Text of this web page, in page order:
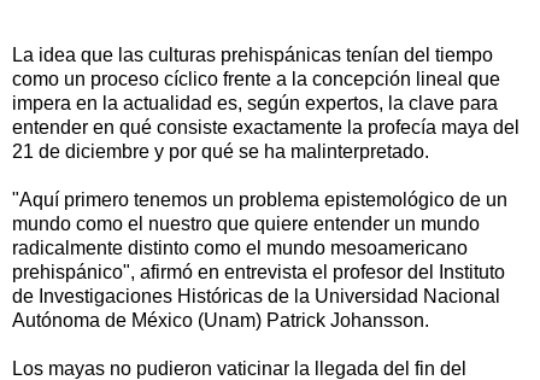
La idea que las culturas prehispánicas tenían del tiempo
como un proceso cíclico frente a la concepción lineal que
impera en la actualidad es, según expertos, la clave para
entender en qué consiste exactamente la profecía maya del
21 de diciembre y por qué se ha malinterpretado.
"Aquí primero tenemos un problema epistemológico de un
mundo como el nuestro que quiere entender un mundo
radicalmente distinto como el mundo mesoamericano
prehispánico", afirmó en entrevista el profesor del Instituto
de Investigaciones Históricas de la Universidad Nacional
Autónoma de México (Unam) Patrick Johansson.
Los mayas no pudieron vaticinar la llegada del fin del